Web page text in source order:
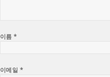
이름*
이메일 *